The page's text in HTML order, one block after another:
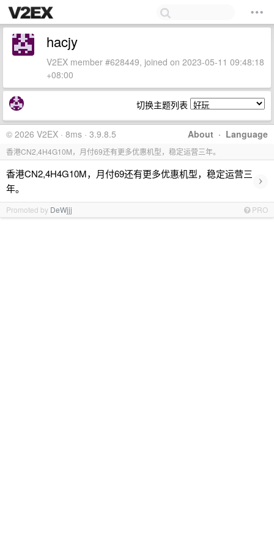
hacjy
V2EX member #628449, joined on 2023-05-11 09:48:18
+08:00
切换主题列表
About · Language
© 2026 V2EX · 8ms · 3.9.8.5
香港CN2,4H4G10M，月付69还有更多优惠机型，稳定运营三年。
香港CN2,4H4G10M，月付69还有更多优惠机型，稳定运营三
年。
›
Promoted by DeWjjj PRO